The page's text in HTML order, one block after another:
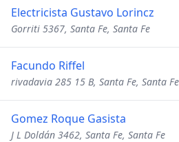
Electricista Gustavo Lorincz
Gorriti 5367, Santa Fe, Santa Fe
Facundo Riffel
rivadavia 285 15 B, Santa Fe, Santa Fe
Gomez Roque Gasista
J L Doldán 3462, Santa Fe, Santa Fe